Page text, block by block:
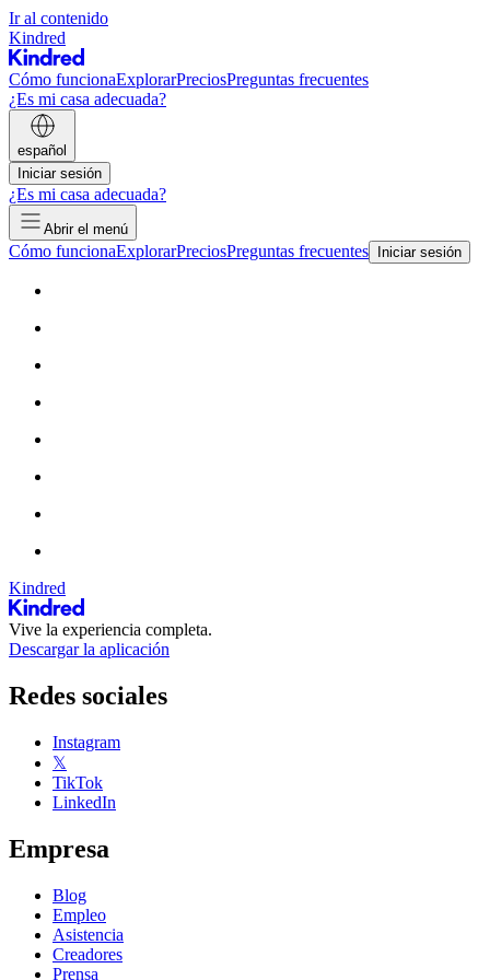
Ir al contenido
Kindred
Cómo funcionaExplorarPreciosPreguntas frecuentes
¿Es mi casa adecuada?
español
Iniciar sesión
¿Es mi casa adecuada?
Abrir el menú
Cómo funcionaExplorarPreciosPreguntas frecuentes Iniciar sesión
Kindred
Vive la experiencia completa.
Descargar la aplicación
Redes sociales
Instagram
𝕏
TikTok
LinkedIn
Empresa
Blog
Empleo
Asistencia
Creadores
Prensa